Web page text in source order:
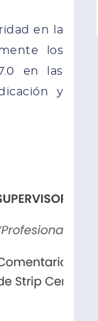
en la
los
en las
y